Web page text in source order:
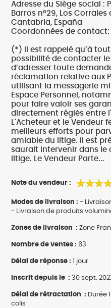
Adresse du Siège social :
Barros nº29, Los Corrales
Cantabria, España
Coordonnées de
(*) Il est rappelé qu’à
possibilité de contacter
d’adresser toute
réclamation relative aux
utilisant la messagerie
Espace Personnel,
pour faire valoir ses
directement réglés entre
L'Acheteur et le Vendeur
meilleurs efforts pour
amiable du litige. Il est
saurait intervenir dans le
litige. Le Vendeur Parte...
Note du vendeur :
Modes de livraison : -
- Livraison de produits
Zones de livraison : Zone
Nombre de ventes : 63
Délai de réponse : 1 jour
Inscrit depuis le : 30 sept.
Délai de rétractation : Durée
colis